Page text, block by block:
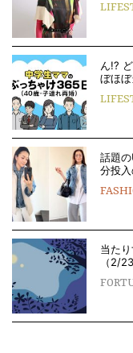
ん!?
ぼほ
話題
分投
当た
（2/